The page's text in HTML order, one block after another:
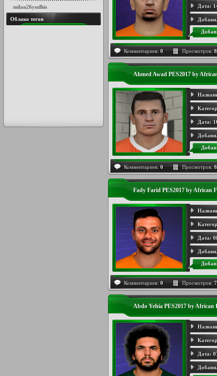
Дата:
Комментариев: 0 Просмотров:
Ahmed Awad PES2017 by
Дата:
Комментариев: 0 Просмотров:
Fady Farid PES2017 by African
Дата:
Комментариев: 0 Просмотров:
Abdo Yehia PES2017 by African
Дата:
milan26yudhis
Облако тегов